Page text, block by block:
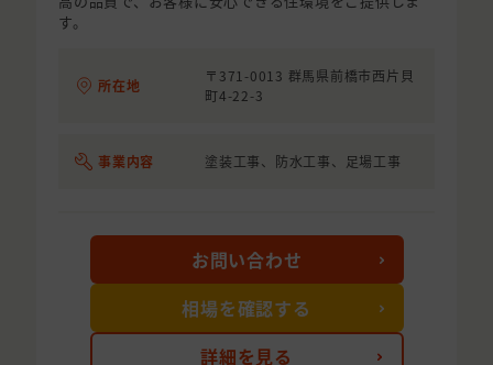
す。
所在地
〒371-0013 群馬県前橋市西片貝
町4-22-3
事業内容 塗装工事、防水工事、足場工事
詳細を見る
お問い合わせ
相場を確認する